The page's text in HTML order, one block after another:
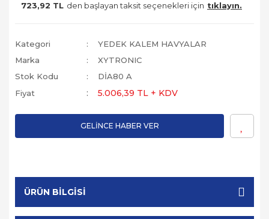
723,92 TL den başlayan taksit seçenekleri için tıklayın.
Kategori
YEDEK KALEM HAVYALAR
Marka
XYTRONIC
Stok Kodu
DİA80 A
Fiyat
5.006,39 TL + KDV
GELİNCE HABER VER
ÜRÜN BILGISI